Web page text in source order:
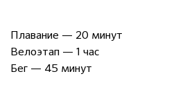
Плавание — 20 минут
Велоэтап — 1 час
Бег — 45 минут